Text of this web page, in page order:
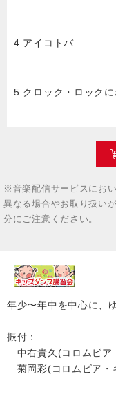
4.アイコトバ
5.クロック・ロック
※音楽配信サービスにお
異なる場合やお取り扱い
分にご注意ください。
年少〜年中を中心に、
振付：
中右貴久(コロムビア
菊岡彩(コロムビア・